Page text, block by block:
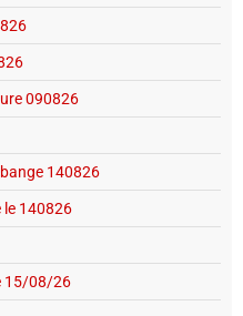
090826
140826
le 140826
15/08/26